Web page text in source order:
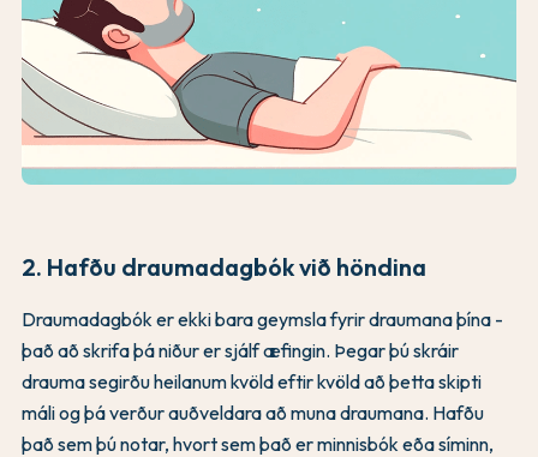
2. Hafðu draumadagbók við höndina
Draumadagbók er ekki bara geymsla fyrir draumana þína -
það að skrifa þá niður er sjálf æfingin. Þegar þú skráir
drauma segirðu heilanum kvöld eftir kvöld að þetta skipti
máli og þá verður auðveldara að muna draumana. Hafðu
það sem þú notar, hvort sem það er minnisbók eða síminn,